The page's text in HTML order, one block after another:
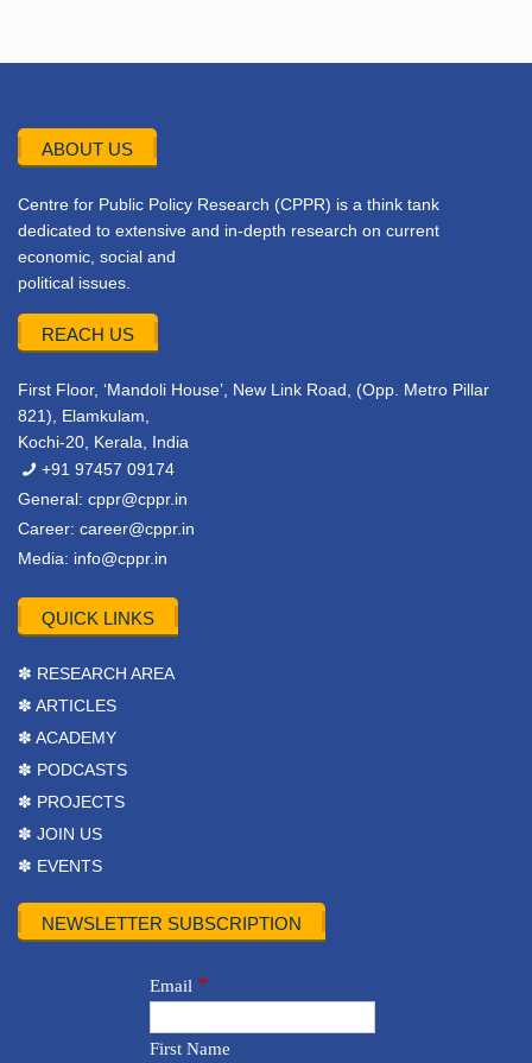
ABOUT US
Centre for Public Policy Research (CPPR) is a think tank
dedicated to extensive and in-depth research on current
economic, social and
political issues.
REACH US
First Floor, ‘Mandoli House’, New Link Road, (Opp. Metro Pillar
821), Elamkulam,
Kochi-20, Kerala, India
+91 97457 09174
General: cppr@cppr.in
Career: career@cppr.in
Media: info@cppr.in
QUICK LINKS
✽ RESEARCH AREA
✽ ARTICLES
✽ ACADEMY
✽ PODCASTS
✽ PROJECTS
✽ JOIN US
✽ EVENTS
NEWSLETTER SUBSCRIPTION